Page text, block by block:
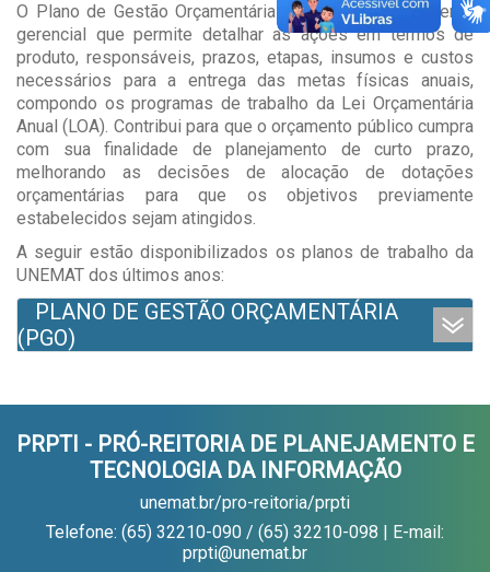
O Plano de Gestão Orçamentária (PGO) é um instrumento
gerencial que permite detalhar as ações em termos de
produto, responsáveis, prazos, etapas, insumos e custos
necessários para a entrega das metas físicas anuais,
compondo os programas de trabalho da Lei Orçamentária
Anual (LOA). Contribui para que o orçamento público cumpra
com sua finalidade de planejamento de curto prazo,
melhorando as decisões de alocação de dotações
orçamentárias para que os objetivos previamente
estabelecidos sejam atingidos.
A seguir estão disponibilizados os planos de trabalho da
UNEMAT dos últimos anos:
PLANO DE GESTÃO ORÇAMENTÁRIA
(PGO)
PRPTI - PRÓ-REITORIA DE PLANEJAMENTO E
TECNOLOGIA DA INFORMAÇÃO
unemat.br/pro-reitoria/prpti
Telefone: (65) 32210-090 / (65) 32210-098 | E-mail:
prpti@unemat.br